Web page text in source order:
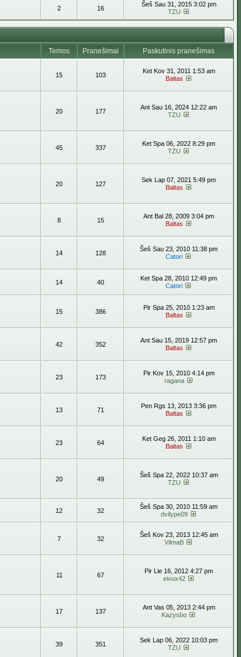
2 16
Šeš Sau 31, 2015 3:02 pm
TZU
Temos Pranešimai
Paskutinis pranešimas
15 103
Ket Kov 31, 2011 1:53 am
Baltas
20 177
Ant Sau 16, 2024 12:22 am
TZU
45 337
Ket Spa 06, 2022 8:29 pm
TZU
20 127
Sek Lap 07, 2021 5:49 pm
Baltas
8 15
Ant Bal 28, 2009 3:04 pm
Baltas
14 128
Šeš Sau 23, 2010 11:38 pm
Catori
14 40
Ket Spa 28, 2010 12:49 pm
Catori
15 386
Pir Spa 25, 2010 1:23 am
Baltas
42 352
Ant Sau 15, 2019 12:57 pm
Baltas
23 173
Pir Kov 15, 2010 4:14 pm
ragana
13 71
Pen Rgs 13, 2013 3:36 pm
Baltas
23 64
Ket Geg 26, 2011 1:10 am
Baltas
20 49
Šeš Spa 22, 2022 10:37 am
TZU
12 32
Šeš Spa 30, 2010 11:59 am
dvilype09
7 32
Šeš Kov 23, 2013 12:45 am
VilmaB
11 67
Pir Lie 16, 2012 4:27 pm
eivux42
17 137
Ant Vas 05, 2013 2:44 pm
Kazysbo
39 351
Sek Lap 06, 2022 10:03 pm
TZU